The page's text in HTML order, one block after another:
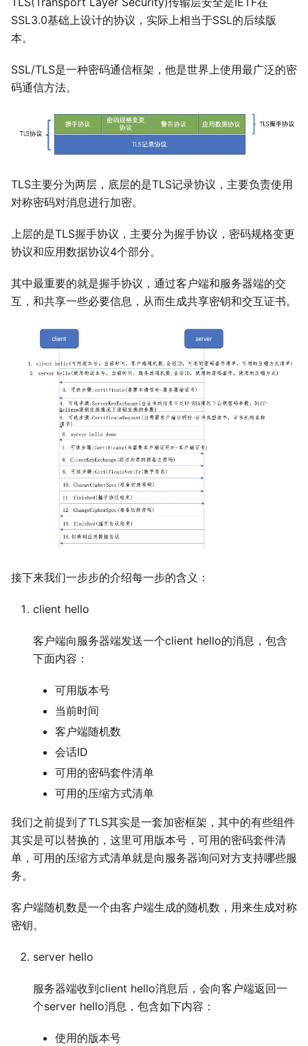
SSL3.0基础上设计的协议，实际上相当于SSL的后续版
本。
SSL/TLS是一种密码通信框架，他是世界上使用最广泛的密
码通信方法。
TLS主要分为两层，底层的是TLS记录协议，主要负责使用
对称密码对消息进行加密。
上层的是TLS握手协议，主要分为握手协议，密码规格变更
协议和应用数据协议4个部分。
其中最重要的就是握手协议，通过客户端和服务器端的交
互，和共享一些必要信息，从而生成共享密钥和交互证书。
接下来我们一步步的介绍每一步的含义：
client hello
客户端向服务器端发送一个client hello的消息，包含
下面内容：
可用版本号
当前时间
客户端随机数
会话ID
可用的密码套件清单
可用的压缩方式清单
我们之前提到了TLS其实是一套加密框架，其中的有些组件
其实是可以替换的，这里可用版本号，可用的密码套件清
单，可用的压缩方式清单就是向服务器询问对方支持哪些服
务。
客户端随机数是一个由客户端生成的随机数，用来生成对称
密钥。
server hello
服务器端收到client hello消息后，会向客户端返回一
个server hello消息，包含如下内容：
使用的版本号